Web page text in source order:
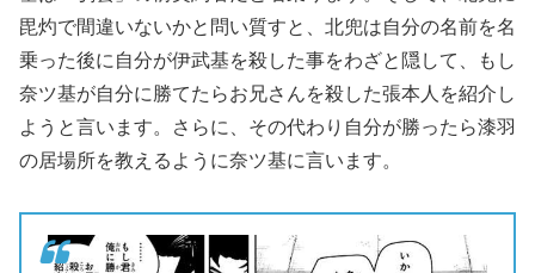
毘灼で間違いないかと問い質すと、北兜は自分の名前を名
乗った後に自分が伊武基を殺した事をわざと隠して、もし
奈ツ基が自分に勝てたらお兄さんを殺した張本人を紹介し
ようと言います。さらに、その代わり自分が勝ったら漆羽
の居場所を教えるように奈ツ基に言います。